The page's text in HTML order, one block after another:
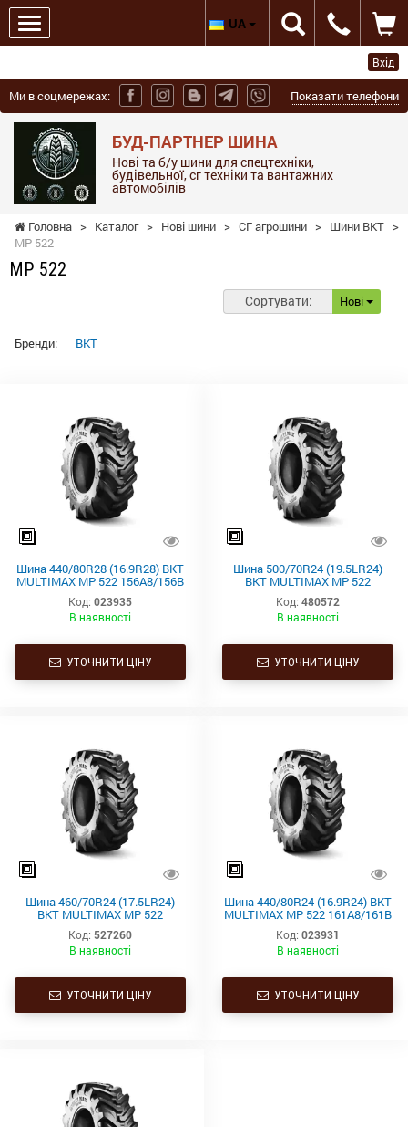
Вхід
Ми в соцмережах: Показати телефони
БУД-ПАРТНЕР ШИНА
Нові та б/у шини для спецтехніки,
будівельної, сг техніки та вантажних
автомобілів
UA
Головна > Каталог > Нові шини > СГ агрошини > Шини BKT >
MP 522
MP 522
Сортувати: Нові
Бренди: BKT
Шина 440/80R28 (16.9R28) BKT
MULTIMAX MP 522 156A8/156B
TL
Код: 023935
В наявності
УТОЧНИТИ ЦІНУ
Шина 500/70R24 (19.5LR24)
BKT MULTIMAX MP 522
164A8/164B TL
Код: 480572
В наявності
УТОЧНИТИ ЦІНУ
Шина 460/70R24 (17.5LR24)
BKT MULTIMAX MP 522
Код: 527260
В наявності
УТОЧНИТИ ЦІНУ
Шина 440/80R24 (16.9R24) BKT
MULTIMAX MP 522 161A8/161B
Код: 023931
В наявності
УТОЧНИТИ ЦІНУ